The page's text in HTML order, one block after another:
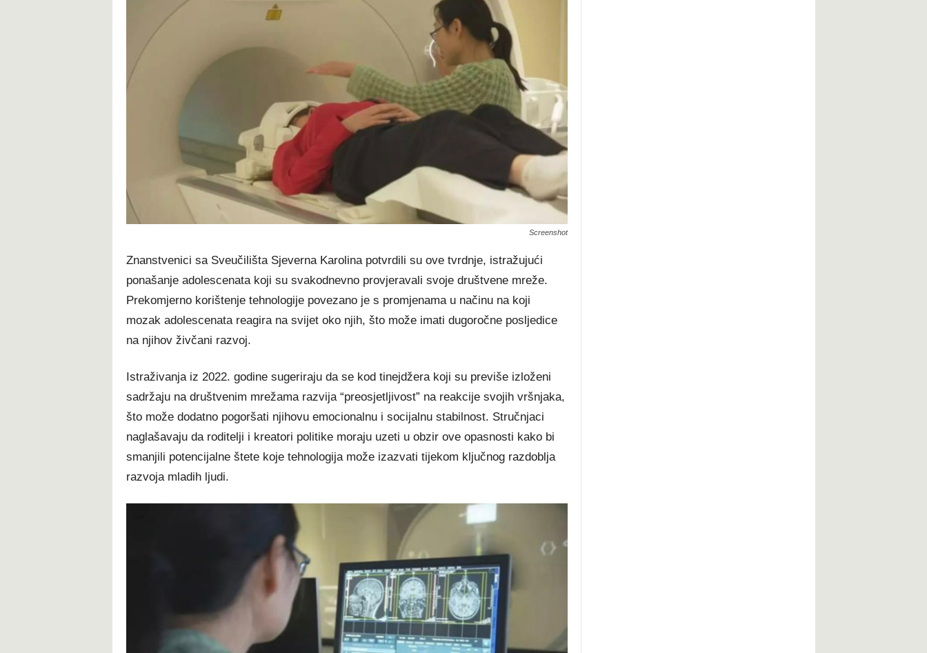
Screenshot
Znanstvenici sa Sveučilišta Sjeverna Karolina potvrdili su ove tvrdnje, istražujući
ponašanje adolescenata koji su svakodnevno provjeravali svoje društvene mreže.
Prekomjerno korištenje tehnologije povezano je s promjenama u načinu na koji
mozak adolescenata reagira na svijet oko njih, što može imati dugoročne posljedice
na njihov živčani razvoj.
Istraživanja iz 2022. godine sugeriraju da se kod tinejdžera koji su previše izloženi
sadržaju na društvenim mrežama razvija “preosjetljivost” na reakcije svojih vršnjaka,
što može dodatno pogoršati njihovu emocionalnu i socijalnu stabilnost. Stručnjaci
naglašavaju da roditelji i kreatori politike moraju uzeti u obzir ove opasnosti kako bi
smanjili potencijalne štete koje tehnologija može izazvati tijekom ključnog razdoblja
razvoja mladih ljudi.